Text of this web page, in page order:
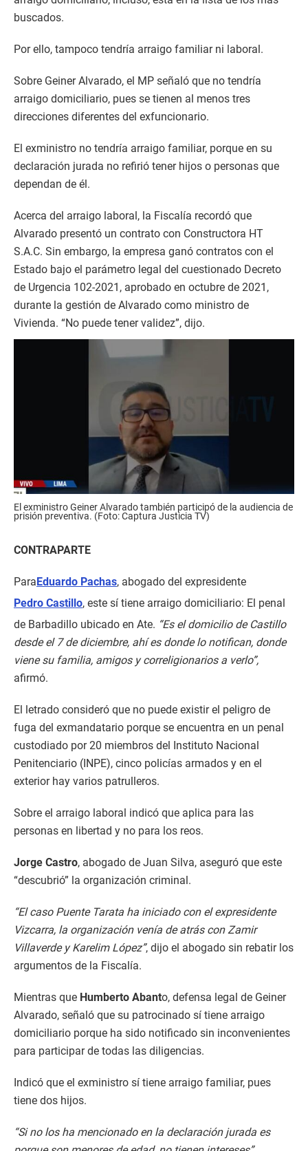
buscados.
Por ello, tampoco tendría arraigo familiar ni laboral.
Sobre Geiner Alvarado, el MP señaló que no tendría
arraigo domiciliario, pues se tienen al menos tres
direcciones diferentes del exfuncionario.
El exministro no tendría arraigo familiar, porque en su
declaración jurada no refirió tener hijos o personas que
dependan de él.
Acerca del arraigo laboral, la Fiscalía recordó que
Alvarado presentó un contrato con Constructora HT
S.A.C. Sin embargo, la empresa ganó contratos con el
Estado bajo el parámetro legal del cuestionado Decreto
de Urgencia 102-2021, aprobado en octubre de 2021,
durante la gestión de Alvarado como ministro de
Vivienda. “No puede tener validez”, dijo.
El exministro Geiner Alvarado también participó de la audiencia de
prisión preventiva. (Foto: Captura Justicia TV)
CONTRAPARTE
ParaEduardo Pachas, abogado del expresidente
Pedro Castillo, este sí tiene arraigo domiciliario: El penal
de Barbadillo ubicado en Ate. “Es el domicilio de Castillo
desde el 7 de diciembre, ahí es donde lo notifican, donde
viene su familia, amigos y correligionarios a verlo”,
afirmó.
El letrado consideró que no puede existir el peligro de
fuga del exmandatario porque se encuentra en un penal
custodiado por 20 miembros del Instituto Nacional
Penitenciario (INPE), cinco policías armados y en el
exterior hay varios patrulleros.
Sobre el arraigo laboral indicó que aplica para las
personas en libertad y no para los reos.
Jorge Castro, abogado de Juan Silva, aseguró que este
“descubrió” la organización criminal.
“El caso Puente Tarata ha iniciado con el expresidente
Vizcarra, la organización venía de atrás con Zamir
Villaverde y Karelim López”, dijo el abogado sin rebatir los
argumentos de la Fiscalía.
Mientras que Humberto Abanto, defensa legal de Geiner
Alvarado, señaló que su patrocinado sí tiene arraigo
domiciliario porque ha sido notificado sin inconvenientes
para participar de todas las diligencias.
Indicó que el exministro sí tiene arraigo familiar, pues
tiene dos hijos.
“Si no los ha mencionado en la declaración jurada es